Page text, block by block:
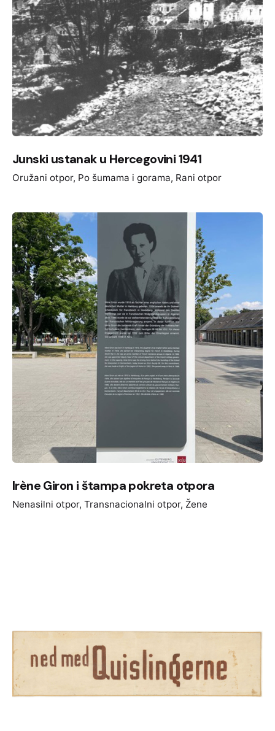
Junski ustanak u Hercegovini 1941
Oružani otpor Po šumama i gorama Rani otpor
Irène Giron i štampa pokreta otpora
Nenasilni otpor Transnacionalni otpor Žene